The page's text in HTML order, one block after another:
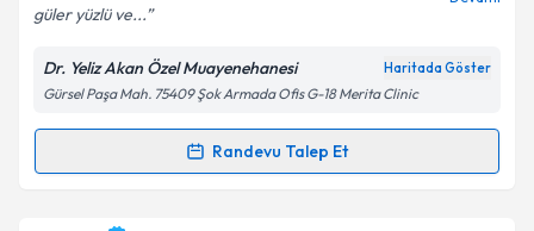
Kişisel verilerimin işlenmesine ilişkin
Aydınlatma
Metni'ni okudum ve kişisel verilerimin belirtilen
kapsamda işlenmesini kabul ediyorum.
güler yüzlü ve...
Dr. Yeliz Akan Özel Muayenehanesi Haritada Göster
Gürsel Paşa Mah. 75409 Şok Armada Ofis G-18 Merita Clinic
Randevu Talep Et
Randevu Takvimi Talebi